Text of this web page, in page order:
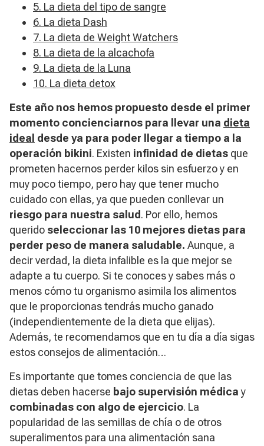
5. La dieta del tipo de sangre
6. La dieta Dash
7. La dieta de Weight Watchers
8. La dieta de la alcachofa
9. La dieta de la Luna
10. La dieta detox
Este año nos hemos propuesto desde el primer
momento concienciarnos para llevar una dieta
ideal desde ya para poder llegar a tiempo a la
operación bikini. Existen infinidad de dietas que
prometen hacernos perder kilos sin esfuerzo y en
muy poco tiempo, pero hay que tener mucho
cuidado con ellas, ya que pueden conllevar un
riesgo para nuestra salud. Por ello, hemos
querido seleccionar las 10 mejores dietas para
perder peso de manera saludable. Aunque, a
decir verdad, la dieta infalible es la que mejor se
adapte a tu cuerpo. Si te conoces y sabes más o
menos cómo tu organismo asimila los alimentos
que le proporcionas tendrás mucho ganado
(independientemente de la dieta que elijas).
Además, te recomendamos que en tu día a día sigas
estos consejos de alimentación…
Es importante que tomes conciencia de que las
dietas deben hacerse bajo supervisión médicay
combinadas con algo de ejercicio. La
popularidad de las semillas de chía o de otros
superalimentos para una alimentación sana